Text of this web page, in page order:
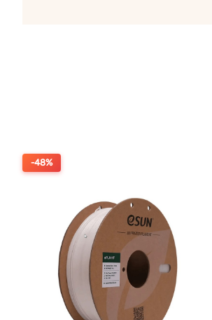
-48%